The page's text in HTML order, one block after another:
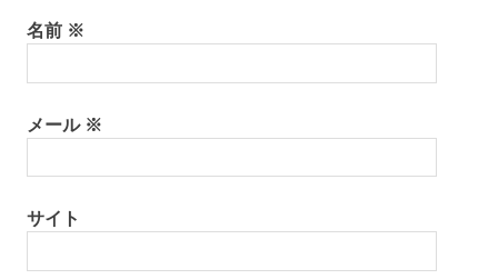
名前 ※
メール ※
サイト